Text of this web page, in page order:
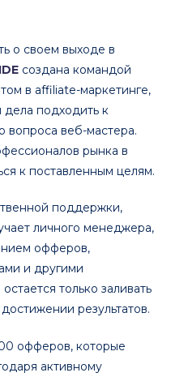
о своем выходе в
создана командой
в affiliate-маркетинге,
дела подходить к
веб-мастера.
рынка в
к поставленным целям.
поддержки,
личного менеджера,
офферов,
и другими
только заливать
результатов.
офферов, которые
активному